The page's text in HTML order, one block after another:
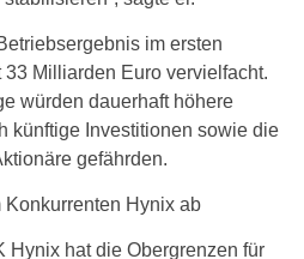
im ersten
Milliarden Euro vervielfacht.
würden dauerhaft höhere
künftige Investitionen sowie die
gefährden.
Konkurrenten Hynix ab
Hynix hat die Obergrenzen für